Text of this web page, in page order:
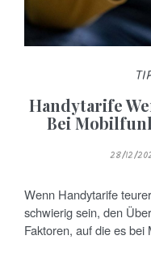
Handytarife
Bei
P
O
E
D
O
N
28/12/
Wenn Handytarife
schwierig sein, den
Faktoren, auf die es bei